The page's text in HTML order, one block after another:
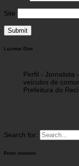
Site
Luzimar Dias
Perfil - Jornalista
veículos de
Prefeitura do
Search for:
Posts recentes